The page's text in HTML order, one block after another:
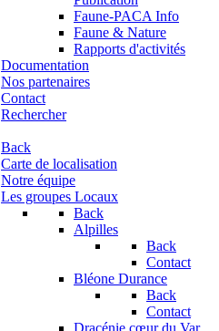
Faune-PACA Info
Faune & Nature
Rapports d'activités
Documentation
Nos partenaires
Contact
Rechercher
Back
Carte de localisation
Notre équipe
Les groupes Locaux
Back
Alpilles
Back
Contact
Bléone Durance
Back
Contact
Dracénie cœur du Var